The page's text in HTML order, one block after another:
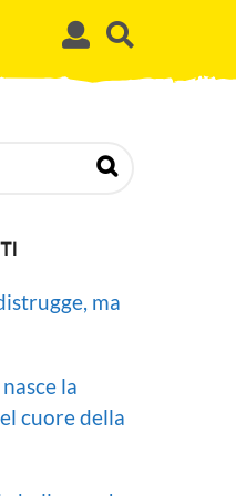
ma
la
cuore della